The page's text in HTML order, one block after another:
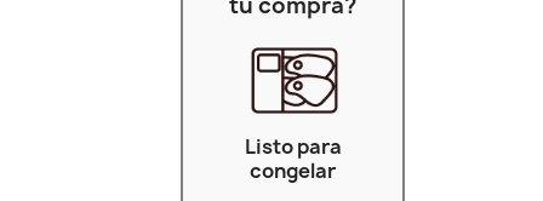
Listo para
congelar